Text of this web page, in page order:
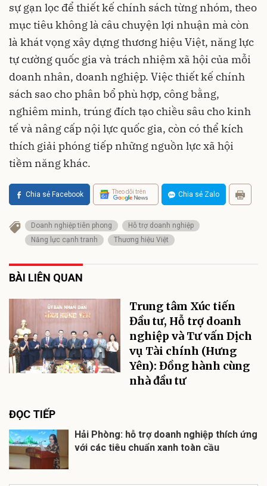
sự gạn lọc để thiết kế chính sách từng nhóm, theo
mục tiêu không là câu chuyện lợi nhuận mà còn
là khát vọng xây dựng thương hiệu Việt, năng lực
tự cường quốc gia và trách nhiệm xã hội của mỗi
doanh nhân, doanh nghiệp. Việc thiết kế chính
sách sao cho phân bổ phù hợp, công bằng,
nghiêm minh, trúng đích tạo chiều sâu cho kinh
tế và nâng cấp nội lực quốc gia, còn có thể kích
thích giải phóng tiếp những nguồn lực xã hội
tiềm năng khác.
Chia sẻ Facebook Theo dõi trên Chia sẻ Zalo
Doanh nghiệp tiên phong
Hỗ trợ doanh nghiệp
Năng lực cạnh tranh
Thương hiệu Việt
BÀI LIÊN QUAN
Trung tâm Xúc tiến
Đầu tư, Hỗ trợ doanh
nghiệp và Tư vấn Dịch
vụ Tài chính (Hưng
Yên): Đồng hành cùng
nhà đầu tư
ĐỌC TIẾP
Hải Phòng: hỗ trợ doanh nghiệp thích ứng
với các tiêu chuẩn xanh toàn cầu